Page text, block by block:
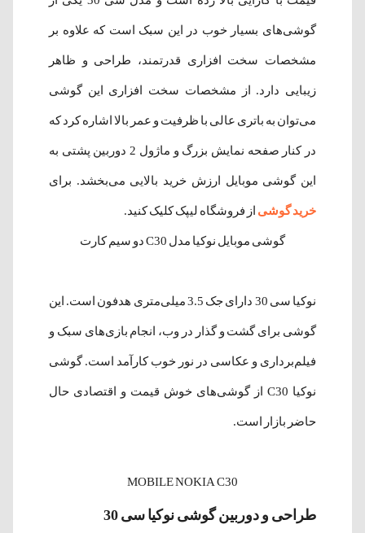
گوشی‌های بسیار خوب در این سبک است که علاوه بر
مشخصات سخت افزاری قدرتمند، طراحی و ظاهر
زیبایی دارد. از مشخصات سخت افزاری این گوشی
می‌توان به باتری عالی با ظرفیت و عمر بالا اشاره کرد که
در کنار صفحه نمایش بزرگ و ماژول 2 دوربین پشتی به
این گوشی موبایل ارزش خرید بالایی می‌بخشد. برای
خرید گوشی از فروشگاه لیپک کلیک کنید.
گوشی موبایل نوکیا مدل C30 دو سیم کارت
نوکیا سی 30 دارای جک 3.5 میلی‌متری هدفون است. این
گوشی برای گشت و گذار در وب، انجام بازی‌های سبک و
فیلم‌برداری و عکاسی در نور خوب کارآمد است. گوشی
نوکیا C30 از گوشی‌های خوش قیمت و اقتصادی حال
حاضر بازار است.
MOBILE NOKIA C30
طراحی و دوربین گوشی نوکیا سی 30